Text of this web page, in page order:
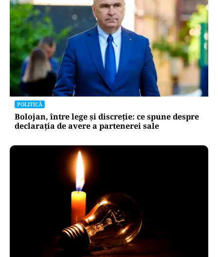
POLITICĂ
Bolojan, între lege și discreție: ce spune despre
declarația de avere a partenerei sale